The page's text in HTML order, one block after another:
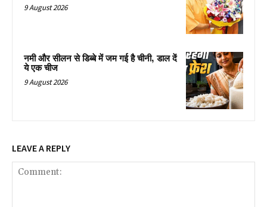
9 August 2026
नमी और सीलन से डिब्बे में जम गई है चीनी, डाल दें
ये एक चीज
9 August 2026
LEAVE A REPLY